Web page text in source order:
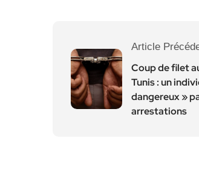
Article
Coup de filet
Tunis : un
dangereux »
arrestations